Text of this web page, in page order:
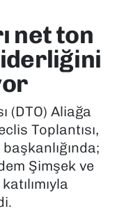
net ton
(DTO) Aliağa
Toplantısı,
Şimşek ve